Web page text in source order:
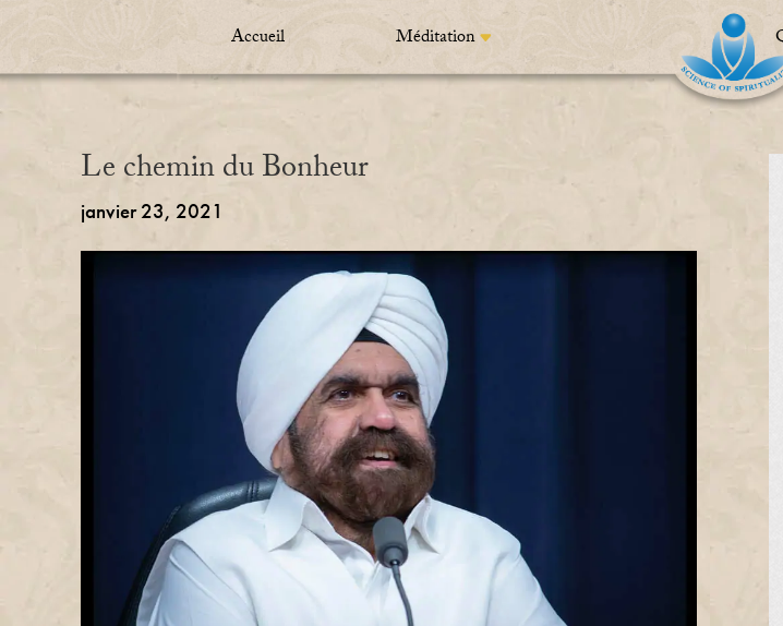
Accueil Méditation
Le chemin du Bonheur
janvier 23, 2021